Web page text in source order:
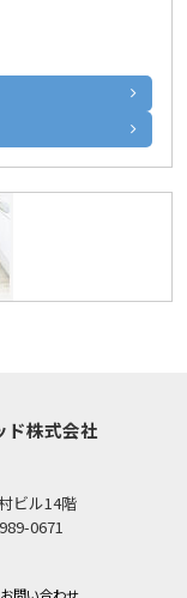
ド株式会社
ビル14階
0671
お問い合わせ